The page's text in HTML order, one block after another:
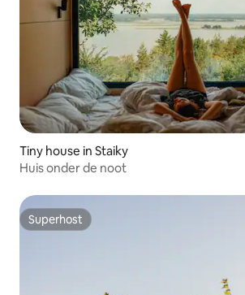
Tiny house in Staiky
Huis onder de noot
Superhost
Superhost